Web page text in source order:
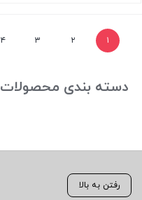
فعلی:
۵۸۰,۰۰۰ تومان.
۱ ۲ ۳ ۴
دسته بندی محصولات
رفتن به بالا